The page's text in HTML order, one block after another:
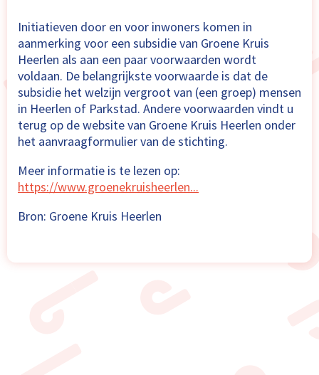
Initiatieven door en voor inwoners komen in
aanmerking voor een subsidie van Groene Kruis
Heerlen als aan een paar voorwaarden wordt
voldaan. De belangrijkste voorwaarde is dat de
subsidie het welzijn vergroot van (een groep) mensen
in Heerlen of Parkstad. Andere voorwaarden vindt u
terug op de website van Groene Kruis Heerlen onder
het aanvraagformulier van de stichting.
Meer informatie is te lezen op:
https://www.groenekruisheerlen...
Bron: Groene Kruis Heerlen